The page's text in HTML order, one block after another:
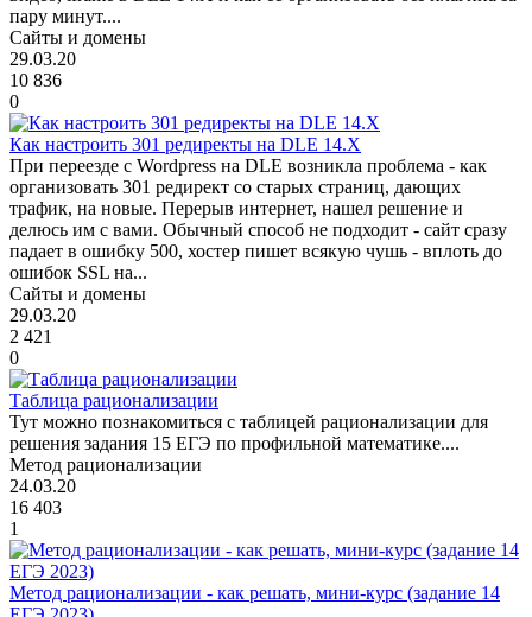
пару минут....
Сайты и домены
29.03.20
10 836
0
Как настроить 301 редиректы на DLE 14.Х
При переезде с Wordpress на DLE возникла проблема - как
организовать 301 редирект со старых страниц, дающих
трафик, на новые. Перерыв интернет, нашел решение и
делюсь им с вами. Обычный способ не подходит - сайт сразу
падает в ошибку 500, хостер пишет всякую чушь - вплоть до
ошибок SSL на...
Сайты и домены
29.03.20
2 421
0
Таблица рационализации
Тут можно познакомиться с таблицей рационализации для
решения задания 15 ЕГЭ по профильной математике....
Метод рационализации
24.03.20
16 403
1
Метод рационализации - как решать, мини-курс (задание 14